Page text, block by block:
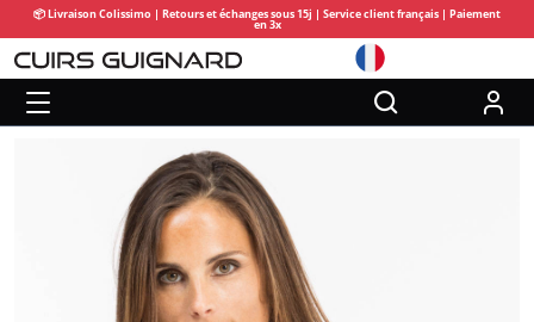
📦 Livraison Colissimo | Retours et échanges sous 15j | Service client français | Paiement
en 3x